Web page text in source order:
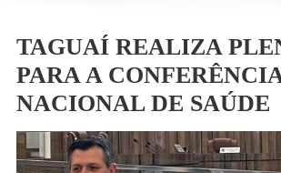
TAGUAÍ REALIZA
PARA A
NACIONAL DE SAÚDE